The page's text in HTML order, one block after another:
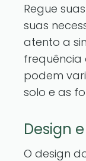
Regue
suas
atento a
podem
solo e as
Design
O design